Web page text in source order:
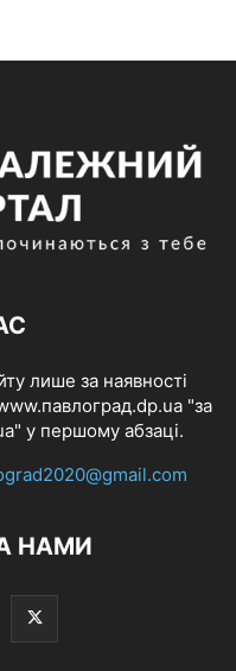
лише за наявності
"за
у першому абзаці.
НАМИ